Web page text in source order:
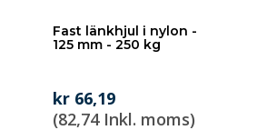
Fast länkhjul i nylon -
125 mm - 250 kg
kr 66,19
(82,74 Inkl. moms)